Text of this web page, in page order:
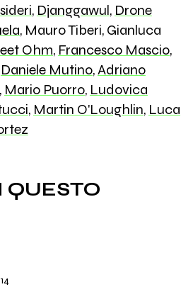
, Djanggawul, Drone
, Mauro Tiberi, Gianluca
Ohm, Francesco Mascio,
Daniele Mutino,Adriano
Mario Puorro, Ludovica
, Martin O'Loughlin, Luca
QUESTO